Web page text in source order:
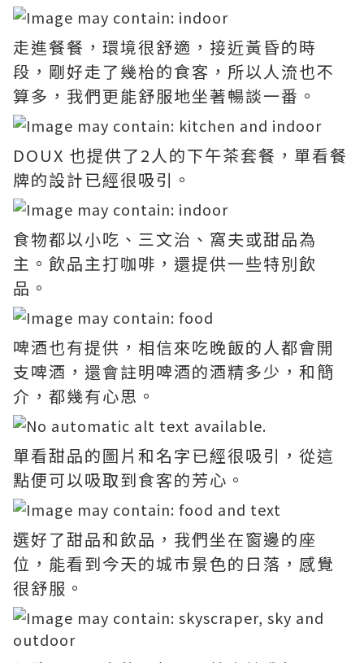
走進餐餐，環境很舒適，接近黃昏的時
段，剛好走了幾枱的食客，所以人流也不
算多，我們更能舒服地坐著暢談一番。
DOUX 也提供了2人的下午茶套餐，單看餐
牌的設計已經很吸引。
食物都以小吃、三文治、窩夫或甜品為
主。飲品主打咖啡，還提供一些特別飲
品。
啤酒也有提供，相信來吃晚飯的人都會開
支啤酒，還會註明啤酒的酒精多少，和簡
介，都幾有心思。
單看甜品的圖片和名字已經很吸引，從這
點便可以吸取到食客的芳心。
選好了甜品和飲品，我們坐在窗邊的座
位，能看到今天的城巿景色的日落，感覺
很舒服。